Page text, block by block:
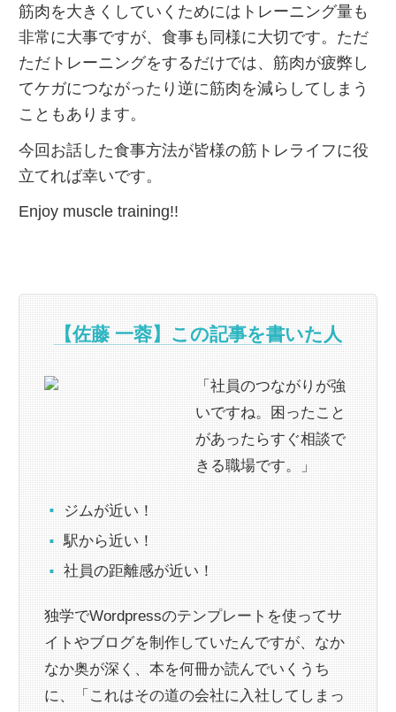
筋肉を大きくしていくためにはトレーニング量も
非常に大事ですが、食事も同様に大切です。ただ
ただトレーニングをするだけでは、筋肉が疲弊し
てケガにつながったり逆に筋肉を減らしてしまう
こともあります。
今回お話した食事方法が皆様の筋トレライフに役
立てれば幸いです。
Enjoy muscle training!!
【佐藤 一蓉】この記事を書いた人
「社員のつながりが強
いですね。困ったこと
があったらすぐ相談で
きる職場です。」
ジムが近い！
駅から近い！
社員の距離感が近い！
独学でWordpressのテンプレートを使ってサ
イトやブログを制作していたんですが、なか
なか奥が深く、本を何冊か読んでいくうち
に、「これはその道の会社に入社してしまっ